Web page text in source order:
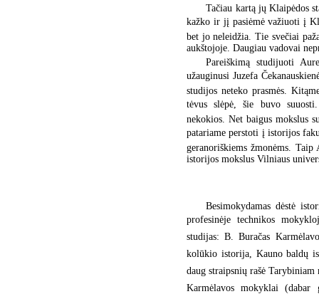
Tačiau kartą jų Klaipėdos
kažko ir jį pasiėmė važiuoti į
bet jo neleidžia. Tie svečiai
aukštojoje. Daugiau vadovai
Pareiškimą studijuoti
užauginusi Juzefa
studijos neteko prasmės.
tėvus slėpė, šie buvo
nekokios. Net baigus mokslus
patariame perstoti į istorijos
geranoriškiems žmonėms.
istorijos mokslus Vilniaus
Besimokydamas dėstė
profesinėje technikos
studijas: B. Buračas
kolūkio istorija, Kauno baldų
daug straipsnių rašė Tarybiniam
Karmėlavos mokyklai (dabar